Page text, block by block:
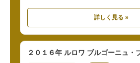
詳しく見る »
２０１６年 ルロワ ブルゴーニュ・